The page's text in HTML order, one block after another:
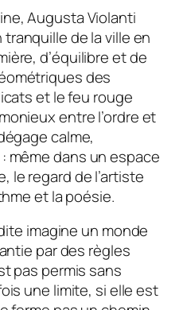
Augusta Violanti
de la ville en
d’équilibre et de
des
et le feu rouge
entre l’ordre et
calme,
même dans un espace
le regard de l’artiste
et la poésie.
imagine un monde
par des règles
pas permis sans
une limite, si elle est